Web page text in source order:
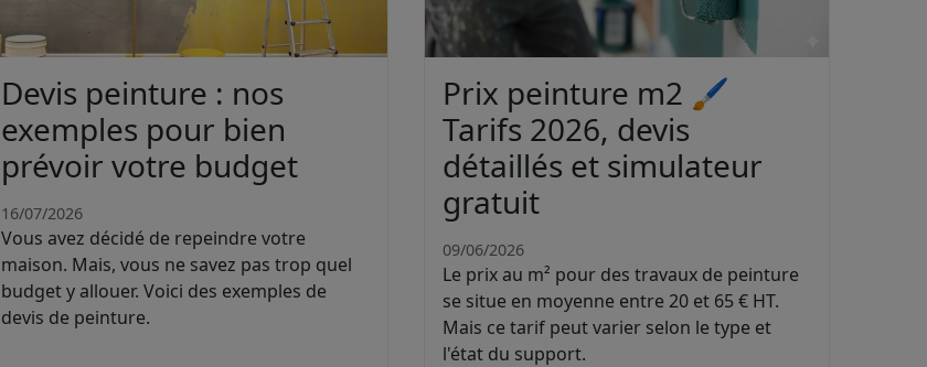
Devis peinture : nos
exemples pour bien
prévoir votre budget
16/07/2026
Vous avez décidé de repeindre votre
maison. Mais, vous ne savez pas trop quel
budget y allouer. Voici des exemples de
devis de peinture.
Prix peinture m2 🖌️
Tarifs 2026, devis
détaillés et simulateur
gratuit
09/06/2026
Le prix au m² pour des travaux de peinture
se situe en moyenne entre 20 et 65 € HT.
Mais ce tarif peut varier selon le type et
l'état du support.